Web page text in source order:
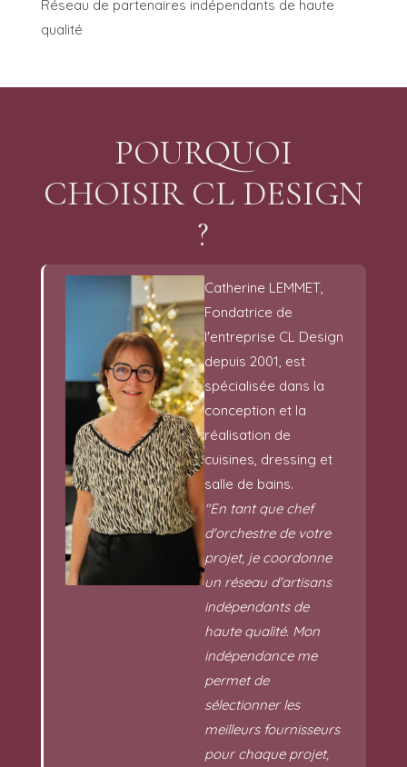
Réseau de partenaires indépendants de haute
qualité
POURQUOI
CHOISIR CL DESIGN
?
Catherine LEMMET,
Fondatrice de
l'entreprise CL Design
depuis 2001, est
spécialisée dans la
conception et la
réalisation de
cuisines, dressing et
salle de bains.
"En tant que chef
d'orchestre de votre
projet, je coordonne
un réseau d'artisans
indépendants de
haute qualité. Mon
indépendance me
permet de
sélectionner les
meilleurs fournisseurs
pour chaque projet,